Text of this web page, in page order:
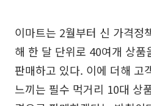
이마트는 2월부터 신 가격정
해 한 달 단위로 40여개 상
판매하고 있다. 이에 더해 고
느끼는 필수 먹거리 10대 상